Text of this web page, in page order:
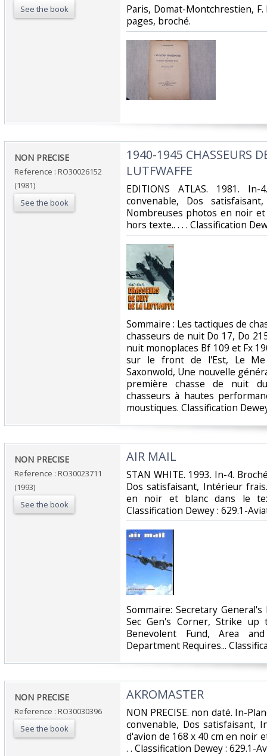
See the book
‎Paris, Domat-Montchrestien,
pages, broché.‎
‎NON PRECISE‎
Reference : RO30026152
(1981)
See the book
‎1940-1945 CHASSEURS
LUTFWAFFE‎
‎EDITIONS ATLAS. 1981.
convenable, Dos
Nombreuses photos en noir
hors texte.. . . . Classification
‎Sommaire : Les tactiques de
chasseurs de nuit Do 17, Do
nuit monoplaces Bf 109 et Fx
sur le front de l'Est, Le Me
Saxonwold, Une nouvelle
première chasse de nuit
chasseurs à hautes
moustiques. Classification
‎NON PRECISE‎
Reference : RO30023711
(1993)
See the book
‎AIR MAIL‎
‎STAN WHITE. 1993. In-4.
Dos satisfaisant, Intérieur
en noir et blanc dans le
Classification Dewey : 629.1-
‎Sommaire: Secretary
Sec Gen's Corner, Strike up
Benevolent Fund, Area
Department Requires...
‎NON PRECISE‎
Reference : RO30030396
See the book
‎AKROMASTER‎
‎NON PRECISE. non daté. In-
convenable, Dos satisfaisant,
d'avion de 168 x 40 cm en noir
. . Classification Dewey : 629.1-